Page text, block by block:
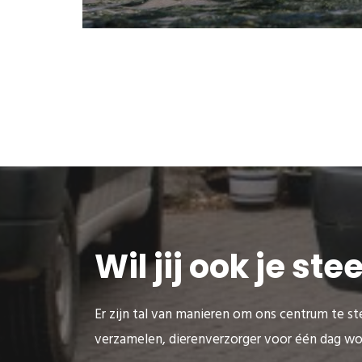
Wil jij ook je
Er zijn tal van manieren om ons centrum te
verzamelen, dierenverzorger voor één dag